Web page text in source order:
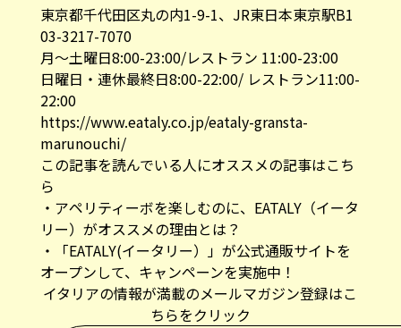
東京都千代田区丸の内1-9-1、JR東日本東京駅B1
03-3217-7070
月～土曜日8:00-23:00/レストラン 11:00-23:00
日曜日・連休最終日8:00-22:00/ レストラン11:00-
22:00
https://www.eataly.co.jp/eataly-gransta-
marunouchi/
この記事を読んでいる人にオススメの記事はこち
ら
・ アペリティーボを楽しむのに、EATALY（イータ
リー）がオススメの理由とは？
・
「EATALY(イータリー）」が公式通販サイトを
オープンして、キャンペーンを実施中！
イタリアの情報が満載のメールマガジン登録はこ
ちらをクリック